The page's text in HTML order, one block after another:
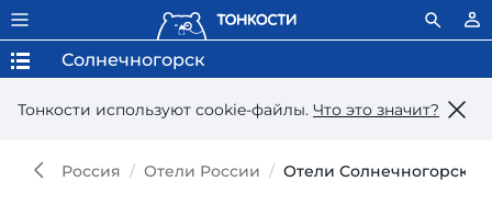
Тонкости используют сookie-файлы. Что это значит?
Солнечногорск
Россия Отели России Отели Солнечногорска